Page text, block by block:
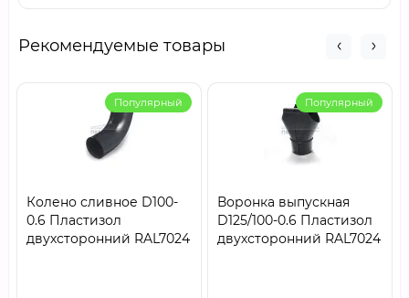
Рекомендуемые товары
Популярный
Колено сливное D100-
0.6 Пластизол
двухсторонний RAL7024
Популярный
Воронка выпускная
D125/100-0.6 Пластизол
двухсторонний RAL7024